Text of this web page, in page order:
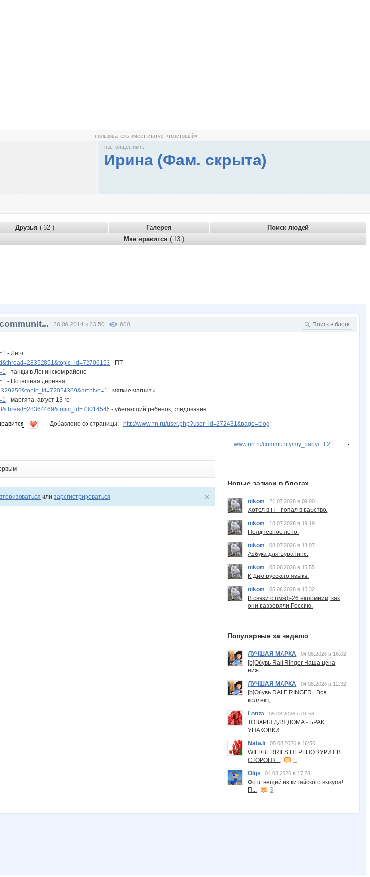
пользователь имеет статус«трастовый»
настоящее имя:
Ирина (Фам. скрыта)
Друзья ( 62 ) Галерея
Поиск людей
Мне нравится ( 13 )
28.06.2014 в 23:50 600
- Лего
- ПТ
- танцы в Ленинском районе
- Потешная деревня
- мягкие магниты
- мартята, август 13-го
- убегающий ребёнок, следование
Добавлено со страницы: http://www.nn.ru/user.php?user_id=272431&page=blog
www.nn.ru/community/my_baby/...821...
или зарегистрироваться
Новые записи в блогах
nikom 21.07.2026 в 09:00
Хотел в IT - попал в рабство.
nikom
18.07.2026 в 19:19
Полдневное лето.
nikom
08.07.2026 в 13:07
Азбука для Буратино.
nikom
05.06.2026 в 15:55
К Дню русского языка.
nikom
05.06.2026 в 10:32
В связи с пмэф-26 напомним, как
они раззоряли Россию.
Популярные за неделю
ЛУЧШАЯ МАРКА 04.08.2026 в 16:02
[b]Обувь Ralf Ringer Наша цена
ниж...
ЛУЧШАЯ МАРКА
04.08.2026 в 12:32
[b]Обувь RALF RINGER . Вся
коллекц...
Lonza
05.08.2026 в 01:58
ТОВАРЫ ДЛЯ ДОМА - БРАК
УПАКОВКИ.
Nata.li
05.08.2026 в 16:56
WILDBERRIES НЕРВНО КУРИТ В
СТОРОНК...
1
Olgs
04.08.2026 в 17:28
Фото вещей из китайского выкупа!
П...
3